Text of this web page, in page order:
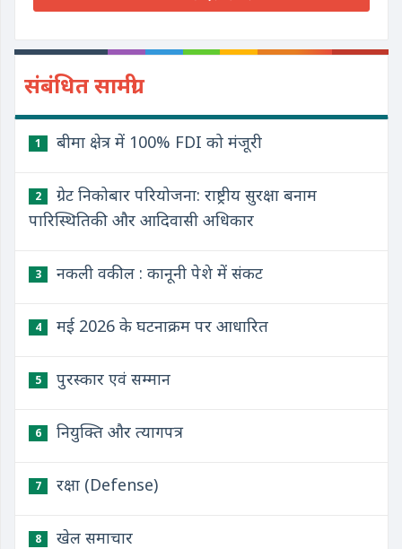
संबंधित सामग्री
1 बीमा क्षेत्र में 100% FDI को मंजूरी
2
ग्रेट निकोबार परियोजना: राष्ट्रीय सुरक्षा बनाम
पारिस्थितिकी और आदिवासी अधिकार
3 नकली वकील : कानूनी पेशे में संकट
4 मई 2026 के घटनाक्रम पर आधारित
5 पुरस्कार एवं सम्मान
6 नियुक्ति और त्यागपत्र
7 रक्षा (Defense)
8 खेल समाचार